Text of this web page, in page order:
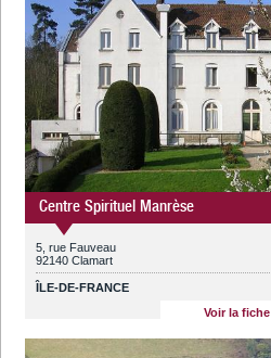
Centre Spirituel Manrèse
5, rue Fauveau
92140 Clamart
ÎLE-DE-FRANCE
Voir la fiche